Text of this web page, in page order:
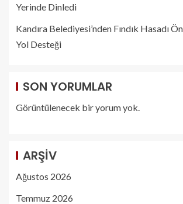
Yerinde Dinledi
Kandıra Belediyesi’nden Fındık Hasadı
Yol Desteği
SON YORUMLAR
Görüntülenecek bir yorum yok.
ARŞIV
Ağustos 2026
Temmuz 2026